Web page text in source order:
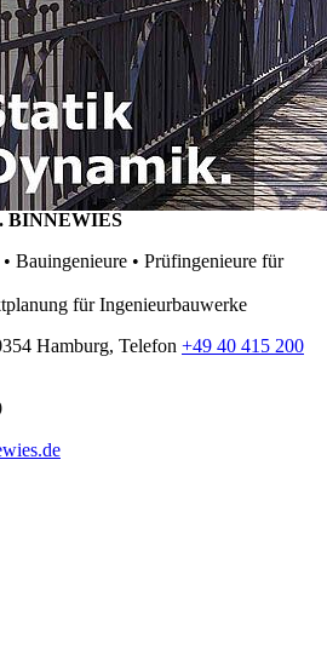
BINNEWIES
Bauingenieure • Prüfingenieure für
für Ingenieurbauwerke
Hamburg, Telefon +49 40 415 200